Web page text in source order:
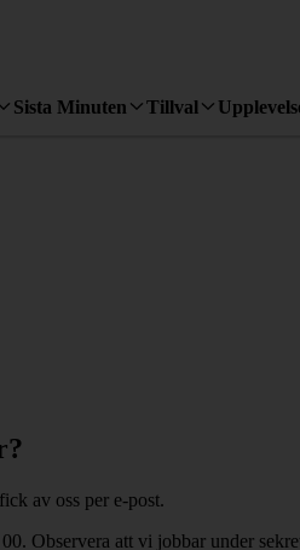
Sista Minuten Tillval
av oss per e-post.
Observera att vi jobbar under